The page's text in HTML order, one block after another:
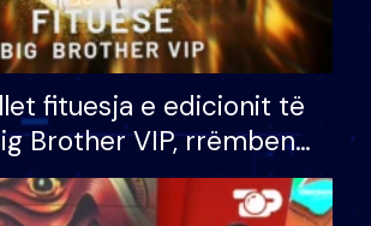
fituesja e edicionit të
Brother VIP, rrëmben
prej 100 mijë eurosh